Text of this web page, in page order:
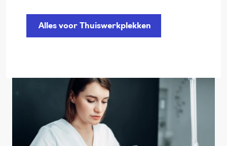
Alles voor Thuiswerkplekken